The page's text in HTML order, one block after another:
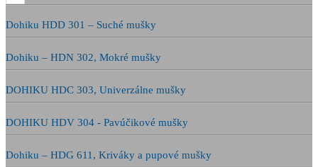
Dohiku HDD 301 – Suché mušky
Dohiku – HDN 302, Mokré mušky
DOHIKU HDC 303, Univerzálne mušky
DOHIKU HDV 304 - Pavúčikové mušky
Dohiku – HDG 611, Kriváky a pupové mušky